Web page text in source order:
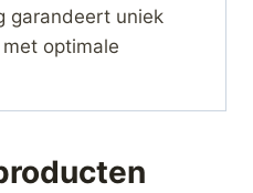
garandeert uniek
optimale